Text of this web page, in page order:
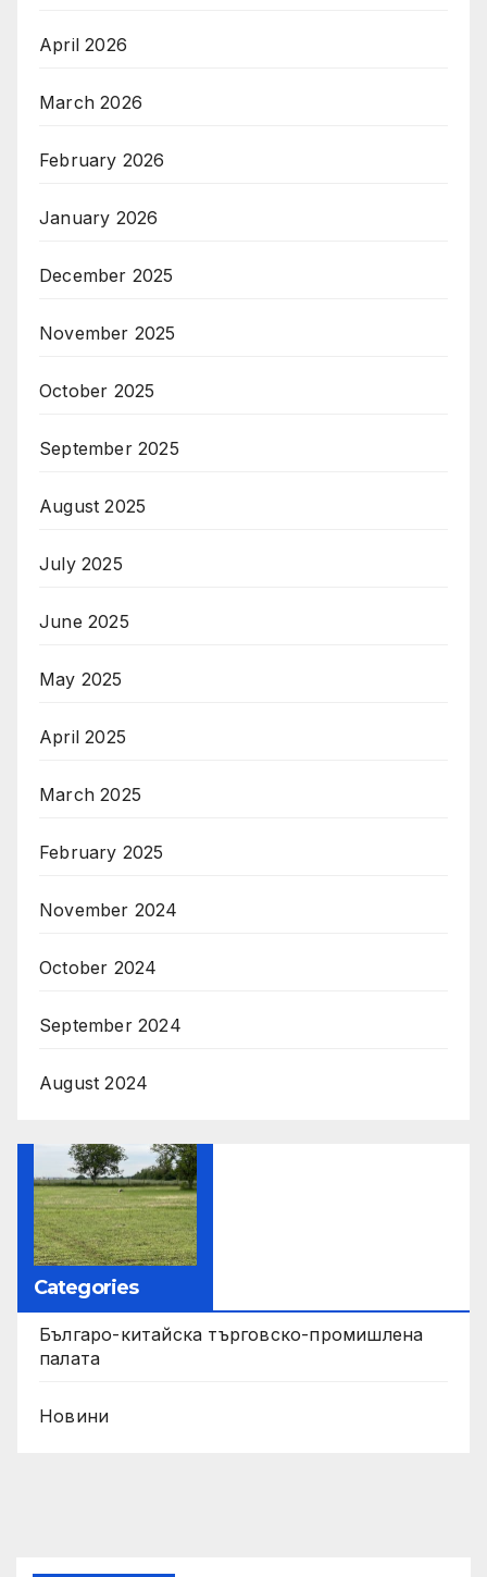
April 2026
March 2026
February 2026
January 2026
December 2025
November 2025
October 2025
September 2025
August 2025
July 2025
June 2025
May 2025
April 2025
March 2025
February 2025
November 2024
October 2024
September 2024
August 2024
Categories
Българо-китайска търговско-промишлена
палата
Новини